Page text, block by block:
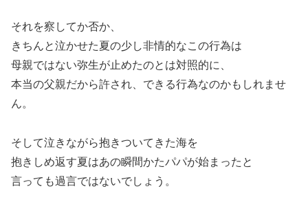
それを察してか否か、
きちんと泣かせた夏の少し非情的なこの行為は
母親ではない弥生が止めたのとは対照的に、
本当の父親だから許され、できる行為なのかもしれませ
ん。
そして泣きながら抱きついてきた海を
抱きしめ返す夏はあの瞬間かたパパが始まったと
言っても過言ではないでしょう。